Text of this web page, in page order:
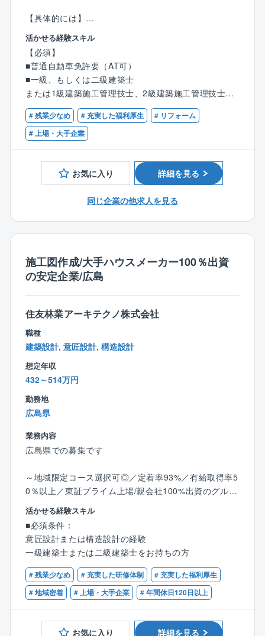
社内で新築部門、リフォーム部門を分けており、それ
ぞれがワークライフバランスを整えて就業頂けます。
■業界でもトップクラスのDX推進!働き方改革に全力で
取り組んでいます。
同社では施工管理職の社員全員に社用携帯・iPad・リ
グループ会社で共通して様々なITツールを導入してい
るため、効率的な働き方を実現しています。
事務処理や会議もオンラインで対応する事ができる環
また在宅勤務（週2まで）、フレックス制度も導入済
現職の担当者達もうまく制度を利用しつつ、働き方の
での就業が叶うことは勿論のこと、ご家族構成によっ
て充実した給与手当の制度も完備しております。
世帯生計の主軸となっている方には世帯手当として50,
000円の手当てを支給しています。
【具体的には】
■現地調査
■オーナー様との打合せ（ヒアリング、プレゼン）
■プランニング、CAD入力、契約図面作成
■工事中の追加変更打ち合わせ
■竣工図面作成 等
【案件について】
■同社はストック型ビジネスに属しており、積水ハウス
Gのリフォーム事業の売込を牽引しています。
■案件は様々なリフォームがございます。
メンテナンス型リフォーム：水回りや外回りの修繕
などのリフォーム
環境型リフォーム：CO2の発生を抑える省エネ機器
を導入するリフォーム
提案型リフォーム：用途変更を伴うようなリフォー
ム・リノベーション工事などがございます。
【働き方】
■積水ハウスGならではの福利厚生でプライベートも充
績）
■年間休日最大129日、全社平均残業時間は20時間程度
とワークライフバランスが整いやすい環境です。
活かせる経験スキル
【必須】
■普通自動車免許要（AT可）
■一級、もしくは二級建築士
または1級建築施工管理技士、2級建築施工管理技士（1
級・2級技士補を含む）いずれか
【歓迎条件】
■戸建住宅のリフォームの設計、積算、施工管理等の経
験のある方
■ゼネコンの現場監督の経験のある方
■新築住宅の設計士の経験のある方
■工務店の施工管理の経験のある方
# 残業少なめ # 充実した福利厚生
# リフォーム
# 上場・大手企業
お気に入り 詳細を見る
同じ企業の他求人を見る
施工図作成/大手ハウスメーカー100％出資
の安定企業/広島
住友林業アーキテクノ株式会社
職種
建築設計, 意匠設計, 構造設計
想定年収
432～514万円
勤務地
広島県
業務内容
広島県での募集です
～地域限定コース選択可◎／定着率93%／有給取得率5
0％以上／東証プライム上場/親会社100%出資のグルー
プ企業／福利厚生充実で就業環境改善～
★内勤100%で顧客との打ち合わせ無し
顧客との打ち合わせは発生しないため、集中して施工
図作成に取り組める環境です！
※親会社の設計担当との打ち合わせは発生する場合がご
ざいます。
★就業環境を改善できる
建築士資格や設計経験を活かしながら、フレックス制
活かせる経験スキル
■必須条件：
意匠設計または構造設計の経験
一級建築士または二級建築士をお持ちの方
# 残業少なめ # 充実した研修体制
# 充実した福利厚生
# 地域密着
# 上場・大手企業 # 年間休日120日以上
お気に入り 詳細を見る